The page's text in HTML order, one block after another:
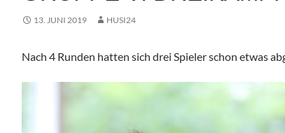
13. JUNI 2019 HUSI24
Nach 4 Runden hatten sich drei Spieler schon etwas